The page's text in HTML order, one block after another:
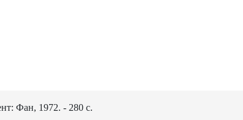
Фан, 1972. - 280 с.